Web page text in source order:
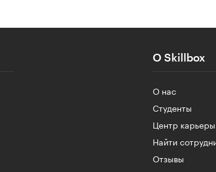
О Skillbox
О нас
Студенты
Центр карьеры
Найти
Отзывы